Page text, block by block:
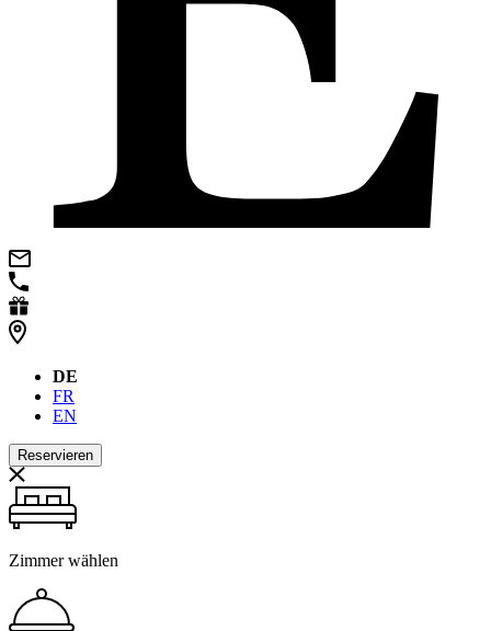
DE
FR
EN
Reservieren
Zimmer wählen